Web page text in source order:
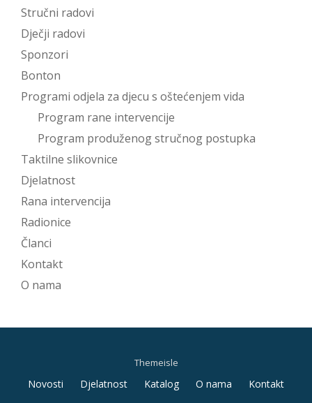
Stručni radovi
Dječji radovi
Sponzori
Bonton
Programi odjela za djecu s oštećenjem vida
Program rane intervencije
Program produženog stručnog postupka
Taktilne slikovnice
Djelatnost
Rana intervencija
Radionice
Članci
Kontakt
O nama
Themeisle
Secondary
Novosti Djelatnost Katalog O nama Kontakt